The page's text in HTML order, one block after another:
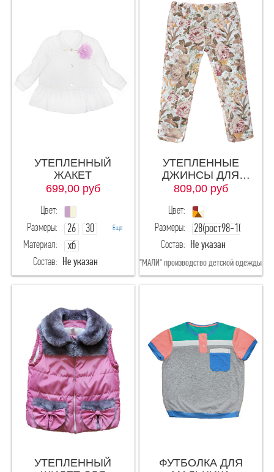
УТЕПЛЕННЫЙ
ЖАКЕТ
699,00руб
Цвет:
Размеры:
26
30
32
28(рост98-104)
Еще
Материал: хб
Состав: Не указан
УТЕПЛЕННЫЕ
ДЖИНСЫ ДЛЯ
ДЕВОЧКИ
809,00руб
Цвет:
Размеры:
28(рост98-104)
Состав: Не указан
"МАЛИ" производство детской одежды
УТЕПЛЕННЫЙ
ФУТБОЛКА ДЛЯ